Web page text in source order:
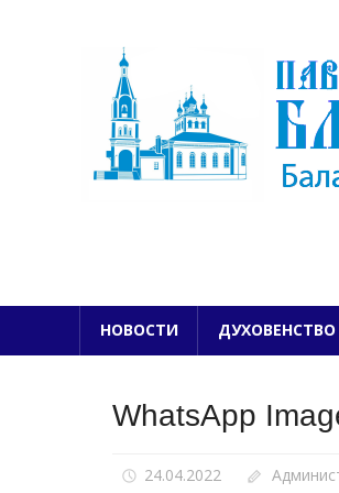
НОВОСТИ ДУХОВЕНСТВО
WhatsApp
24.04.2022